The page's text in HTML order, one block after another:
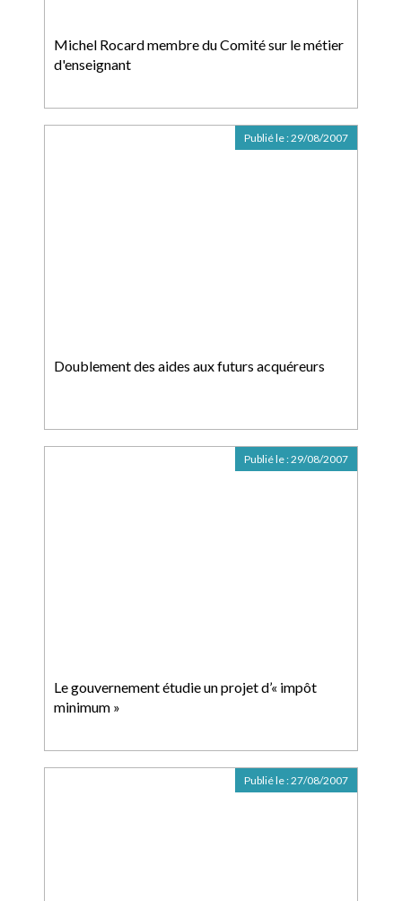
Michel Rocard membre du Comité sur le métier
d'enseignant
Doublement des aides aux futurs acquéreurs
Publié le :29/08/2007
Le gouvernement étudie un projet d’« impôt
minimum »
Publié le :29/08/2007
Publié le :27/08/2007